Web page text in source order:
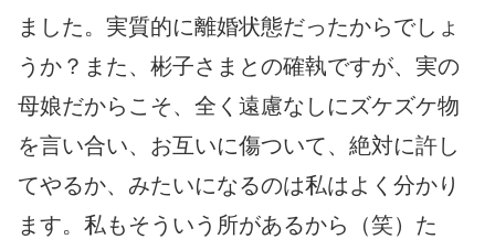
ました。実質的に離婚状態だったからでしょ
うか？また、彬子さまとの確執ですが、実の
母娘だからこそ、全く遠慮なしにズケズケ物
を言い合い、お互いに傷ついて、絶対に許し
てやるか、みたいになるのは私はよく分かり
ます。私もそういう所があるから（笑）た